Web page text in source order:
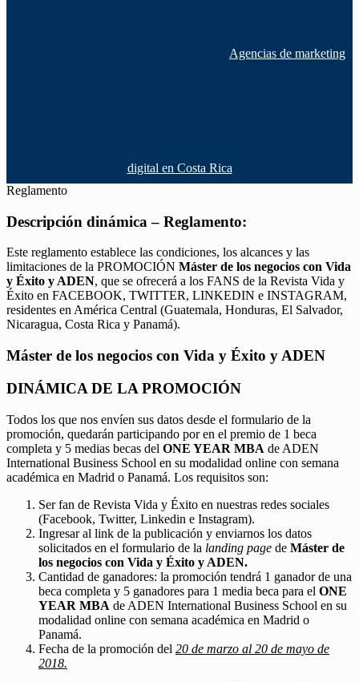
Agencias de marketing
digital en Costa Rica
Reglamento
Descripción dinámica – Reglamento:
Este reglamento establece las condiciones, los alcances y las
limitaciones de la PROMOCIÓN Máster de los negocios con Vida
y Éxito y ADEN, que se ofrecerá a los FANS de la Revista Vida y
Éxito en FACEBOOK, TWITTER, LINKEDIN e INSTAGRAM,
residentes en América Central (Guatemala, Honduras, El Salvador,
Nicaragua, Costa Rica y Panamá).
Máster de los negocios con Vida y Éxito y ADEN
DINÁMICA DE LA PROMOCIÓN
Todos los que nos envíen sus datos desde el formulario de la
promoción, quedarán participando por en el premio de 1 beca
completa y 5 medias becas del ONE YEAR MBA de ADEN
International Business School en su modalidad online con semana
académica en Madrid o Panamá. Los requisitos son:
Ser fan de Revista Vida y Éxito en nuestras redes sociales
(Facebook, Twitter, Linkedin e Instagram).
Ingresar al link de la publicación y enviarnos los datos
solicitados en el formulario de la landing page de Máster de
los negocios con Vida y Éxito y ADEN.
Cantidad de ganadores: la promoción tendrá 1 ganador de una
beca completa y 5 ganadores para 1 media beca para el ONE
YEAR MBA de ADEN International Business School en su
modalidad online con semana académica en Madrid o
Panamá.
Fecha de la promoción del 20 de marzo al 20 de mayo de
2018.